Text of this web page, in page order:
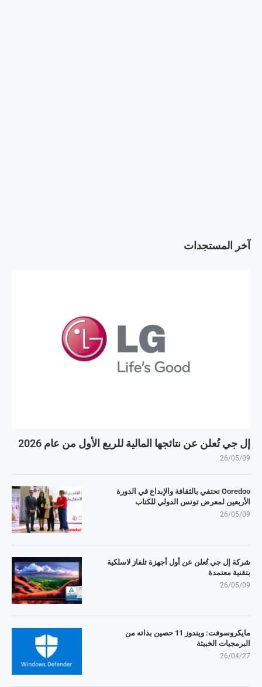
آخر المستجدات
إل جي تُعلن عن نتائجها المالية للربع الأول من عام 2026
26/05/09
Ooredoo تحتفي بالثقافة والإبداع في الدورة
الأربعين لمعرض تونس الدولي للكتاب
26/05/09
شركة إل جي تُعلن عن أول أجهزة تلفاز لاسلكية
بتقنية معتمدة
26/05/09
مايكروسوفت: ويندوز 11 حصين بذاته من
البرمجيات الخبيثة
26/04/27